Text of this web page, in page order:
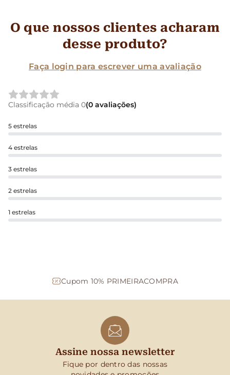
O que nossos clientes acharam
desse produto?
Faça login para escrever uma avaliação
Classificação média 0(0 avaliações)
5 estrelas
4 estrelas
3 estrelas
2 estrelas
1 estrelas
Cupom 10% PRIMEIRACOMPRA
Assine nossa newsletter
Fique por dentro das nossas